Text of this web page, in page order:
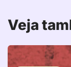
Veja